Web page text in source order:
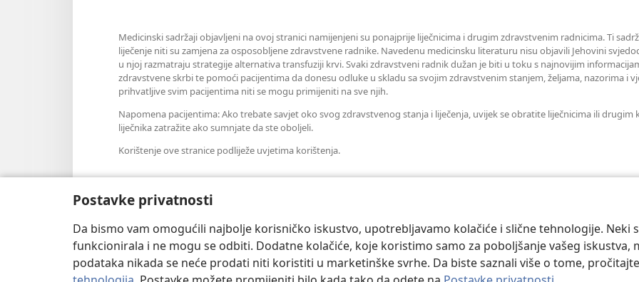
Postavke privatnosti
Da bismo vam omogućili najbolje korisničko iskustvo, upotrebljavamo kolačiće i slične tehnologije. Neki
funkcionirala i ne mogu se odbiti. Dodatne kolačiće, koje koristimo samo za poboljšanje vašeg
podataka nikada se neće prodati niti koristiti u marketinške svrhe. Da biste saznali više o tome, pročitajte
Medicinski sadržaji objavljeni na ovoj stranici namijenjeni su ponajprije liječnicima i drugim zdravstvenim radnicima. Ti
liječenje niti su zamjena za osposobljene zdravstvene radnike. Navedenu medicinsku literaturu nisu objavili Jehovini
u njoj razmatraju strategije alternativa transfuziji krvi. Svaki zdravstveni radnik dužan je biti u toku s najnovijim
zdravstvene skrbi te pomoći pacijentima da donesu odluke u skladu sa svojim zdravstvenim stanjem, željama, nazorima i
prihvatljive svim pacijentima niti se mogu primijeniti na sve njih.
Napomena pacijentima: Ako trebate savjet oko svog zdravstvenog stanja i liječenja, uvijek se obratite liječnicima ili
liječnika zatražite ako sumnjate da ste oboljeli.
Korištenje ove stranice podliježe uvjetima korištenja.